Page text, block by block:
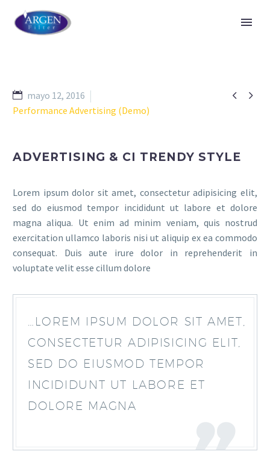
 
mayo 12, 2016
Performance Advertising (Demo)
ADVERTISING & CI TRENDY STYLE
Lorem ipsum dolor sit amet, consectetur adipisicing elit,
sed do eiusmod tempor incididunt ut labore et dolore
magna aliqua. Ut enim ad minim veniam, quis nostrud
exercitation ullamco laboris nisi ut aliquip ex ea commodo
consequat. Duis aute irure dolor in reprehenderit in
voluptate velit esse cillum dolore
…LOREM IPSUM DOLOR SIT AMET,
CONSECTETUR ADIPISICING ELIT,
SED DO EIUSMOD TEMPOR
INCIDIDUNT UT LABORE ET
DOLORE MAGNA